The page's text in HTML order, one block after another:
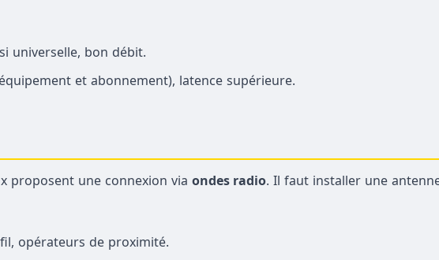
universelle, bon débit.
et abonnement), latence supérieure.
proposent une connexion via ondes radio. Il faut installer une
opérateurs de proximité.